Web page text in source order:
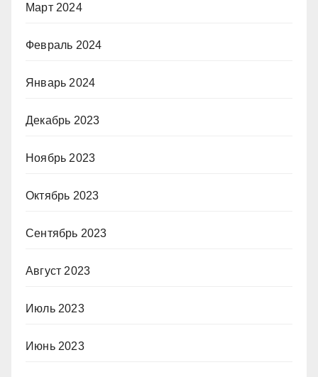
Март 2024
Февраль 2024
Январь 2024
Декабрь 2023
Ноябрь 2023
Октябрь 2023
Сентябрь 2023
Август 2023
Июль 2023
Июнь 2023